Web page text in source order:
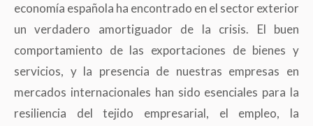
economía española ha encontrado en el sector exterior
un verdadero amortiguador de la crisis. El buen
comportamiento de las exportaciones de bienes y
servicios, y la presencia de nuestras empresas en
mercados internacionales han sido esenciales para la
resiliencia del tejido empresarial, el empleo, la